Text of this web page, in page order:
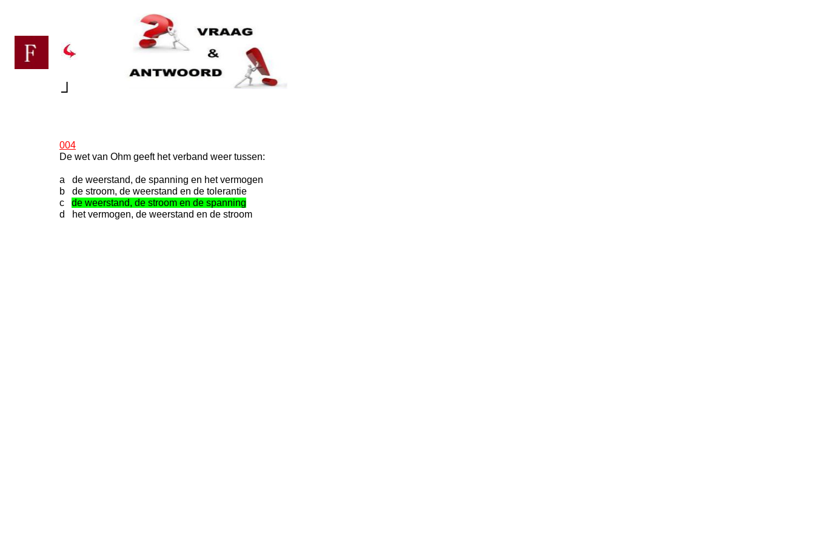
004
De wet van Ohm geeft het verband weer tussen:
a de weerstand, de spanning en het vermogen
b de stroom, de weerstand en de tolerantie
c de weerstand, de stroom en de spanning
d het vermogen, de weerstand en de stroom
┘